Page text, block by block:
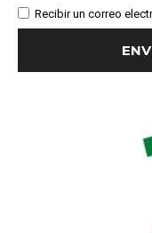
Recibir un correo